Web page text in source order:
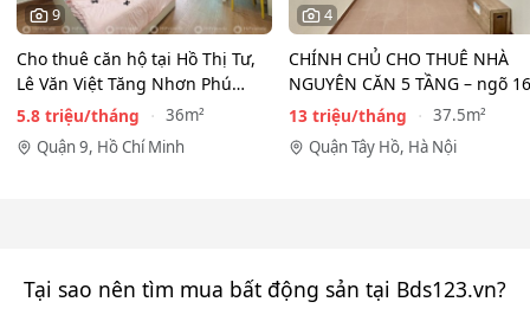
9
Cho thuê căn hộ tại Hồ Thị Tư,
Lê Văn Việt Tăng Nhơn Phú
Quận 9(cũ) Thủ…
5.8 triệu/tháng
36m²
Quận 9, Hồ Chí Minh
4
CHÍNH CHỦ CHO THUÊ NHÀ
NGUYÊN CĂN 5 TẦNG – ngõ
Đồng Cổ, Tây Hồ
13 triệu/tháng
37.5m²
Quận Tây Hồ, Hà Nội
Tại sao nên tìm mua bất động sản tại Bds123.vn?